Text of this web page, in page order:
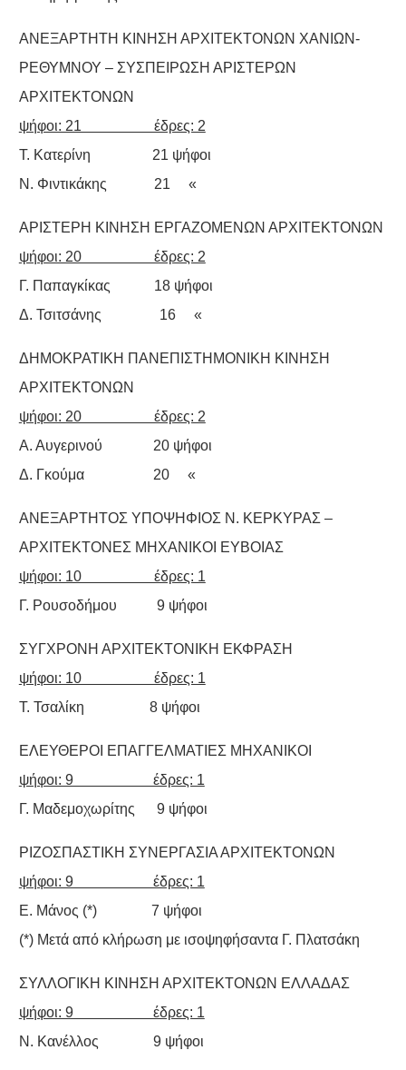
ΑΝΕΞΑΡΤΗΤΗ ΚΙΝΗΣΗ ΑΡΧΙΤΕΚΤΟΝΩΝ ΧΑΝΙΩΝ-
ΡΕΘΥΜΝΟΥ – ΣΥΣΠΕΙΡΩΣΗ ΑΡΙΣΤΕΡΩΝ
ΑΡΧΙΤΕΚΤΟΝΩΝ
ψήφοι: 21 έδρες: 2
Τ. Κατερίνη 21 ψήφοι
Ν. Φιντικάκης 21 «
ΑΡΙΣΤΕΡΗ ΚΙΝΗΣΗ ΕΡΓΑΖΟΜΕΝΩΝ ΑΡΧΙΤΕΚΤΟΝΩΝ
ψήφοι: 20 έδρες: 2
Γ. Παπαγκίκας 18 ψήφοι
Δ. Τσιτσάνης 16 «
ΔΗΜΟΚΡΑΤΙΚΗ ΠΑΝΕΠΙΣΤΗΜΟΝΙΚΗ ΚΙΝΗΣΗ
ΑΡΧΙΤΕΚΤΟΝΩΝ
ψήφοι: 20 έδρες: 2
Α. Αυγερινού 20 ψήφοι
Δ. Γκούμα 20 «
ΑΝΕΞΑΡΤΗΤΟΣ ΥΠΟΨΗΦΙΟΣ Ν. ΚΕΡΚΥΡΑΣ –
ΑΡΧΙΤΕΚΤΟΝΕΣ ΜΗΧΑΝΙΚΟΙ ΕΥΒΟΙΑΣ
ψήφοι: 10 έδρες: 1
Γ. Ρουσοδήμου 9 ψήφοι
ΣΥΓΧΡΟΝΗ ΑΡΧΙΤΕΚΤΟΝΙΚΗ ΕΚΦΡΑΣΗ
ψήφοι: 10 έδρες: 1
Τ. Τσαλίκη 8 ψήφοι
ΕΛΕΥΘΕΡΟΙ ΕΠΑΓΓΕΛΜΑΤΙΕΣ ΜΗΧΑΝΙΚΟΙ
ψήφοι: 9 έδρες: 1
Γ. Μαδεμοχωρίτης 9 ψήφοι
ΡΙΖΟΣΠΑΣΤΙΚΗ ΣΥΝΕΡΓΑΣΙΑ ΑΡΧΙΤΕΚΤΟΝΩΝ
ψήφοι: 9 έδρες: 1
Ε. Μάνος (*) 7 ψήφοι
(*) Μετά από κλήρωση με ισοψηφήσαντα Γ. Πλατσάκη
ΣΥΛΛΟΓΙΚΗ ΚΙΝΗΣΗ ΑΡΧΙΤΕΚΤΟΝΩΝ ΕΛΛΑΔΑΣ
ψήφοι: 9 έδρες: 1
Ν. Κανέλλος 9 ψήφοι